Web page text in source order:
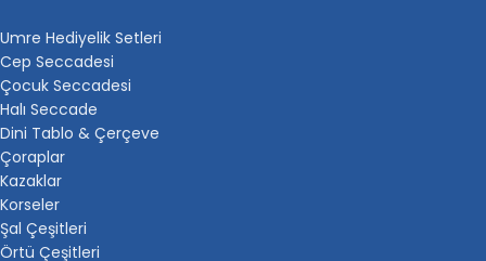
Umre Hediyelik Setleri
Cep Seccadesi
Çocuk Seccadesi
Halı Seccade
Dini Tablo & Çerçeve
Çoraplar
Kazaklar
Korseler
Şal Çeşitleri
Örtü Çeşitleri